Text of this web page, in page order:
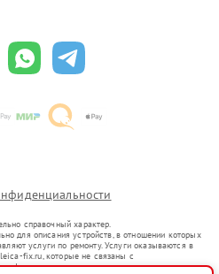
справочный характер.
для описания устройств, в отношении которых
услуги по ремонту. Услуги оказываются в
fix.ru, которые не связаны с
официальными представителями.